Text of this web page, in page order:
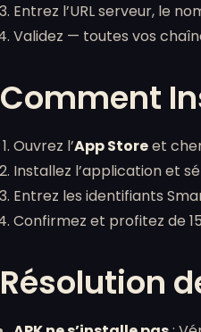
Entrez l’URL serveur, le
Validez — toutes vos
Comment
Ouvrez l’App Storeet
Installez l’application et
Entrez les identifiants
Confirmez et profitez de
Résolution